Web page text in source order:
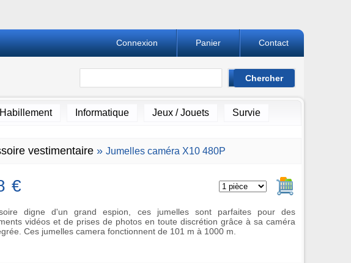
Contact
Panier
Connexion
Habillement Informatique Jeux / Jouets
Survie
vestimentaire » Jumelles caméra X10 480P
€
digne d'un grand espion, ces jumelles sont parfaites pour des
vidéos et de prises de photos en toute discrétion grâce à sa caméra
Ces jumelles camera fonctionnent de 101 m à 1000 m.